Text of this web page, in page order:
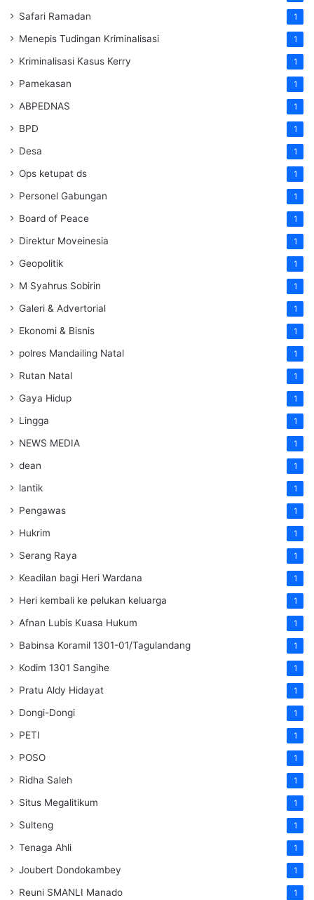
Safari Ramadan 1
Menepis Tudingan Kriminalisasi 1
Kriminalisasi Kasus Kerry 1
Pamekasan 1
ABPEDNAS 1
BPD 1
Desa 1
Ops ketupat ds 1
Personel Gabungan 1
Board of Peace 1
Direktur Moveinesia 1
Geopolitik 1
M Syahrus Sobirin 1
Galeri & Advertorial 1
Ekonomi & Bisnis 1
polres Mandailing Natal 1
Rutan Natal 1
Gaya Hidup 1
Lingga 1
NEWS MEDIA 1
dean 1
lantik 1
Pengawas 1
Hukrim 1
Serang Raya 1
Keadilan bagi Heri Wardana 1
Heri kembali ke pelukan keluarga 1
Afnan Lubis Kuasa Hukum 1
Babinsa Koramil 1301-01/Tagulandang 1
Kodim 1301 Sangihe 1
Pratu Aldy Hidayat 1
Dongi-Dongi 1
PETI 1
POSO 1
Ridha Saleh 1
Situs Megalitikum 1
Sulteng 1
Tenaga Ahli 1
Joubert Dondokambey 1
Reuni SMANLI Manado 1